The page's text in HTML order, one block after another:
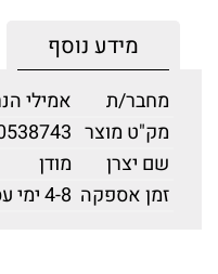
מידע נוסף
מחבר/ת
אמילי
מק"ט מוצר
שם יצרן
מודן
זמן אספקה 4-8 ימי עסקים